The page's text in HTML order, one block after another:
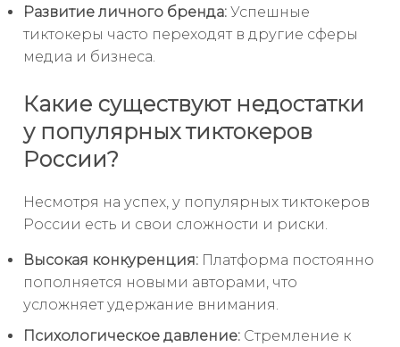
Развитие личного бренда: Успешные
тиктокеры часто переходят в другие сферы
медиа и бизнеса.
Какие существуют недостатки
у популярных тиктокеров
России?
Несмотря на успех, у популярных тиктокеров
России есть и свои сложности и риски.
Высокая конкуренция: Платформа постоянно
пополняется новыми авторами, что
усложняет удержание внимания.
Психологическое давление: Стремление к